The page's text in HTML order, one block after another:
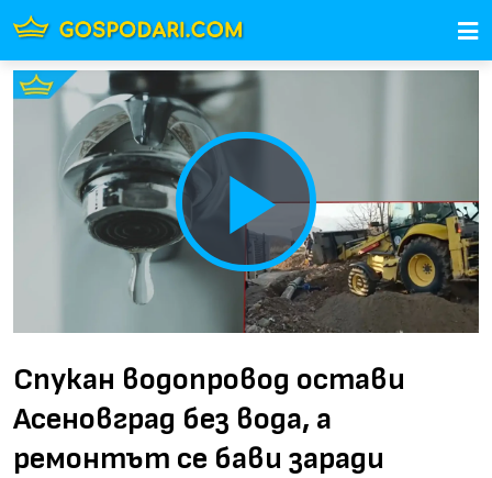
Play
Video
Спукан водопровод остави
Асеновград без вода, а
ремонтът се бави заради